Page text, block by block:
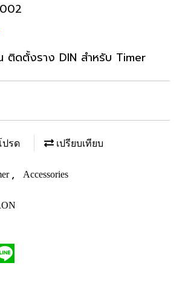
ติดตั้งราง DIN สำหรับ Timer
ปรด เปรียบเทียบ
, Accessories